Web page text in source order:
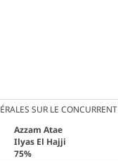
SUR LE CONCURRENT
Azzam Atae
Ilyas El Hajji
75%